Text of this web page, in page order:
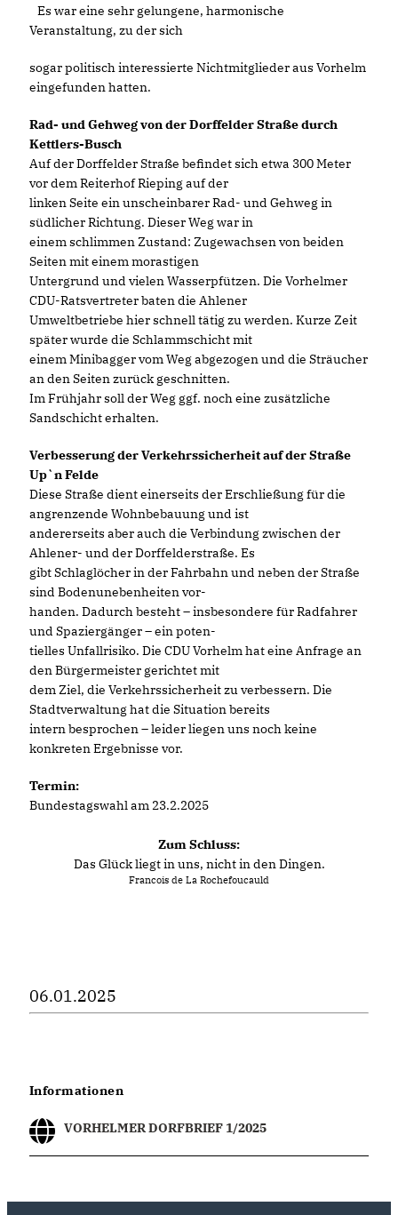
Es war eine sehr gelungene, harmonische
Veranstaltung, zu der sich
sogar politisch interessierte Nichtmitglieder aus Vorhelm
eingefunden hatten.
Rad- und Gehweg von der Dorffelder Straße durch
Kettlers-Busch
Auf der Dorffelder Straße befindet sich etwa 300 Meter
vor dem Reiterhof Rieping auf der
linken Seite ein unscheinbarer Rad- und Gehweg in
südlicher Richtung. Dieser Weg war in
einem schlimmen Zustand: Zugewachsen von beiden
Seiten mit einem morastigen
Untergrund und vielen Wasserpfützen. Die Vorhelmer
CDU-Ratsvertreter baten die Ahlener
Umweltbetriebe hier schnell tätig zu werden. Kurze Zeit
später wurde die Schlammschicht mit
einem Minibagger vom Weg abgezogen und die Sträucher
an den Seiten zurück geschnitten.
Im Frühjahr soll der Weg ggf. noch eine zusätzliche
Sandschicht erhalten.
Verbesserung der Verkehrssicherheit auf der Straße
Up`n Felde
Diese Straße dient einerseits der Erschließung für die
angrenzende Wohnbebauung und ist
andererseits aber auch die Verbindung zwischen der
Ahlener- und der Dorffelderstraße. Es
gibt Schlaglöcher in der Fahrbahn und neben der Straße
sind Bodenunebenheiten vor-
handen. Dadurch besteht – insbesondere für Radfahrer
und Spaziergänger – ein poten-
tielles Unfallrisiko. Die CDU Vorhelm hat eine Anfrage an
den Bürgermeister gerichtet mit
dem Ziel, die Verkehrssicherheit zu verbessern. Die
Stadtverwaltung hat die Situation bereits
intern besprochen – leider liegen uns noch keine
konkreten Ergebnisse vor.
Termin:
Bundestagswahl am 23.2.2025
Zum Schluss:
Das Glück liegt in uns, nicht in den Dingen.
Francois de La Rochefoucauld
06.01.2025
Informationen
VORHELMER DORFBRIEF 1/2025